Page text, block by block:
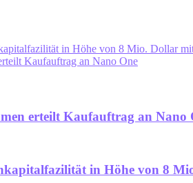
in Höhe von 8 Mio. Dollar
Kaufauftrag an Nano One
erteilt Kaufauftrag an Nano
in Höhe von 8